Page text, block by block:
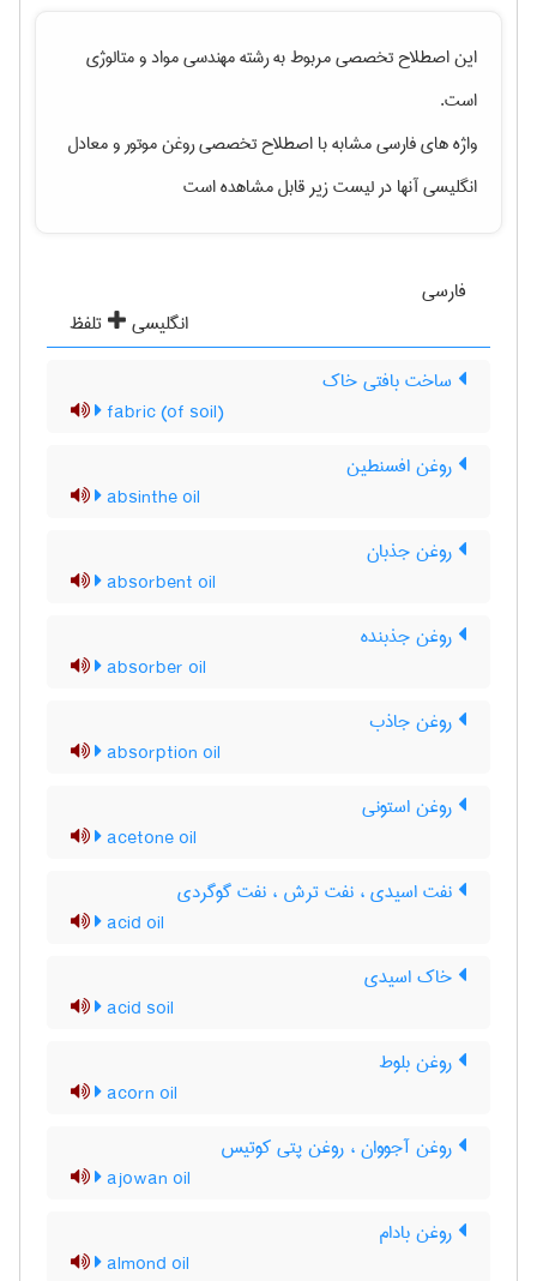
این اصطلاح تخصصی مربوط به رشتهمهندسی مواد و متالوژی
است.
واژه های فارسی مشابه با اصطلاح تخصصیروغن موتورو معادل
انگلیسی آنها در لیست زیر قابل مشاهده است
فارسی
انگلیسی
تلفظ
ساخت بافتی خاک
(fabric (of soil
روغن افسنطین
absinthe oil
روغن جذبان
absorbent oil
روغن جذبنده
absorber oil
روغن جاذب
absorption oil
روغن استونی
acetone oil
نفت اسیدی ، نفت ترش ، نفت گوگردی
acid oil
خاک اسیدی
acid soil
روغن بلوط
acorn oil
روغن آجووان ، روغن پتی کوتیس
ajowan oil
روغن بادام
almond oil